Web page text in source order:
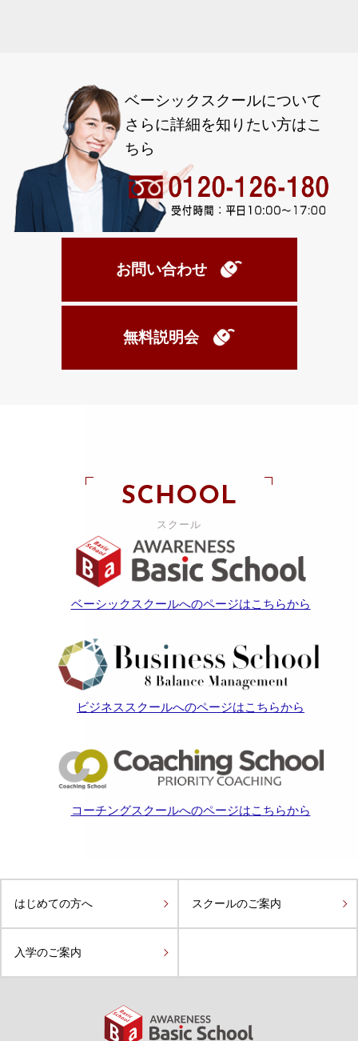
ベーシックスクールについて
さらに詳細を知りたい方はこ
ちら
お問い合わせ
無料説明会
SCHOOL
スクール
ベーシックスクールへのページはこちらから
ビジネススクールへのページはこちらから
コーチングスクールへのページはこちらから
はじめての方へ スクールのご案内
入学のご案内